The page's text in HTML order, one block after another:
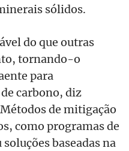
sólidos.
do que outras
tornando-o
para
carbono, diz
de mitigação
como programas de
baseadas na